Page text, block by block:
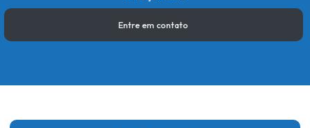
Entre em contato